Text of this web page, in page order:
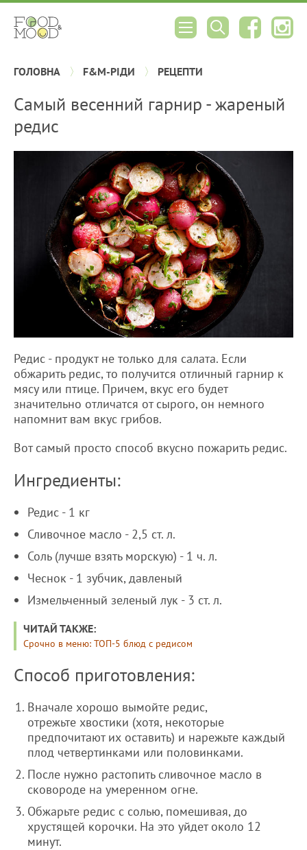
ГОЛОВНА F&M-РІДИ РЕЦЕПТИ
Самый весенний гарнир - жареный
редис
Редис - продукт не только для салата. Если
обжарить редис, то получится отличный гарнир к
мясу или птице. Причем, вкус его будет
значительно отличатся от сырого, он немного
напомнит вам вкус грибов.
Вот самый просто способ вкусно пожарить редис.
Ингредиенты:
Редис - 1 кг
Сливочное масло - 2,5 ст. л.
Соль (лучше взять морскую) - 1 ч. л.
Чеснок - 1 зубчик, давленый
Измельченный зеленый лук - 3 ст. л.
ЧИТАЙ ТАКЖЕ:
Срочно в меню: ТОП-5 блюд с редисом
Способ приготовления:
Вначале хорошо вымойте редис,
отрежьте хвостики (хотя, некоторые
предпочитают их оставить) и нарежьте каждый
плод четвертинками или половинками.
После нужно растопить сливочное масло в
сковороде на умеренном огне.
Обжарьте редис с солью, помешивая, до
хрустящей корочки. На это уйдет около 12
минут.